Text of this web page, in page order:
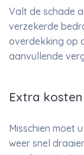
Valt de schade
verzekerde
overdekking op
aanvullende
Extra kosten
Misschien moet
weer snel